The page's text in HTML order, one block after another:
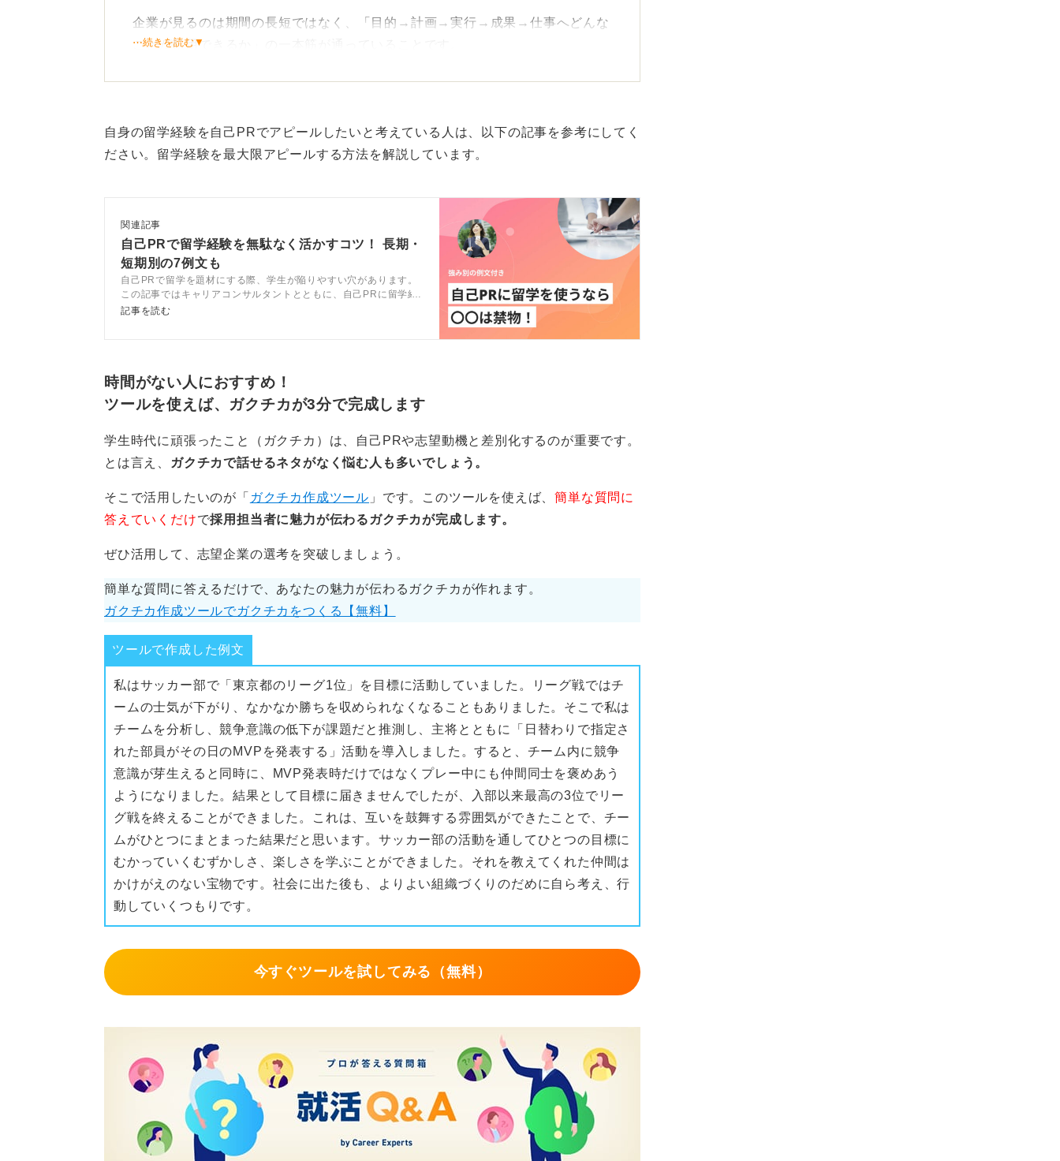
企業が見るのは期間の長短ではなく、「目的→計画→実行→成果→仕事へどんな
ことが転用できるか」の一本筋が通っていることです。
具体的なアウトプットを準備しよう！
具体のアウトプットがあると評価につながります。
たとえば、「現地でのフィールド課題を設定し、消費者インタビューを10件実施
改善した」「異文化協働でどんな衝突がありどう解決した」などです。
帰国後に継続学習や関連インターンへ接続し、得た知見を数字や成果物で示せれ
ば、短期でも十分戦力として語れます。
自己PRでは「なぜ短期留学を選んだか」、「時間制約下でどう語学学習や学び
の成果を最大化したか」、「志望職のどの仕事場面で再現できるか」などを一文
観光業・商社・ITプロダクト・人材・教育など、顧客理解や合意形成が重要な領
域では、短期であっても実務に通じる学びとして評価されやすいです。
⋯続きを読む▼
自身の留学経験を自己PRでアピールしたいと考えている人は、以下の記事を参考にしてく
ださい。留学経験を最大限アピールする方法を解説しています。
関連記事
自己PRで留学経験を無駄なく活かすコツ！ 長期・
短期別の7例文も
自己PRで留学を題材にする際、学生が陥りやすい穴があります。
この記事ではキャリアコンサルタントとともに、自己PRに留学経
験を最大限活かすコツや注意点を解説します。期間別の例文7選も
記事を読む
時間がない人におすすめ！
ツールを使えば、ガクチカが3分で完成します
学生時代に頑張ったこと（ガクチカ）は、自己PRや志望動機と差別化するのが重要です。
とは言え、 ガクチカで話せるネタがなく悩む人も多いでしょう。
そこで活用したいのが「 ガクチカ作成ツール 」です。このツールを使えば、簡単な質問に
答えていくだけで採用担当者に魅力が伝わるガクチカが完成します。
ぜひ活用して、志望企業の選考を突破しましょう。
簡単な質問に答えるだけで、あなたの魅力が伝わるガクチカが作れます。
ガクチカ作成ツールでガクチカをつくる【無料】
ツールで作成した例文
私はサッカー部で「東京都のリーグ1位」を目標に活動していました。リーグ戦ではチ
ームの士気が下がり、なかなか勝ちを収められなくなることもありました。そこで私は
チームを分析し、競争意識の低下が課題だと推測し、主将とともに「日替わりで指定さ
れた部員がその日のMVPを発表する」活動を導入しました。すると、チーム内に競争
意識が芽生えると同時に、MVP発表時だけではなくプレー中にも仲間同士を褒めあう
ようになりました。結果として目標に届きませんでしたが、入部以来最高の3位でリー
グ戦を終えることができました。これは、互いを鼓舞する雰囲気ができたことで、チー
ムがひとつにまとまった結果だと思います。サッカー部の活動を通してひとつの目標に
むかっていくむずかしさ、楽しさを学ぶことができました。それを教えてくれた仲間は
かけがえのない宝物です。社会に出た後も、よりよい組織づくりのだめに自ら考え、行
動していくつもりです。
今すぐツールを試してみる（無料）